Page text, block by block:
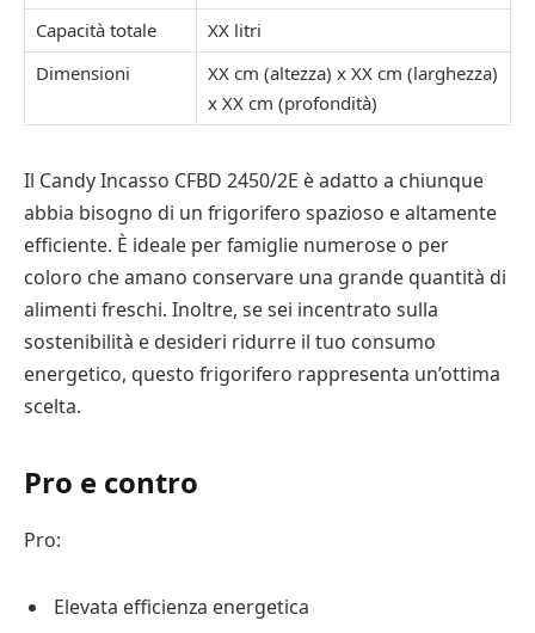
Capacità totale
XX litri
Dimensioni
XX cm (altezza) x XX cm (larghezza)
x XX cm (profondità)
Il Candy Incasso CFBD 2450/2E è adatto a chiunque
abbia bisogno di un frigorifero spazioso e altamente
efficiente. È ideale per famiglie numerose o per
coloro che amano conservare una grande quantità di
alimenti freschi. Inoltre, se sei incentrato sulla
sostenibilità e desideri ridurre il tuo consumo
energetico, questo frigorifero rappresenta un’ottima
scelta.
Pro e contro
Pro:
Elevata efficienza energetica